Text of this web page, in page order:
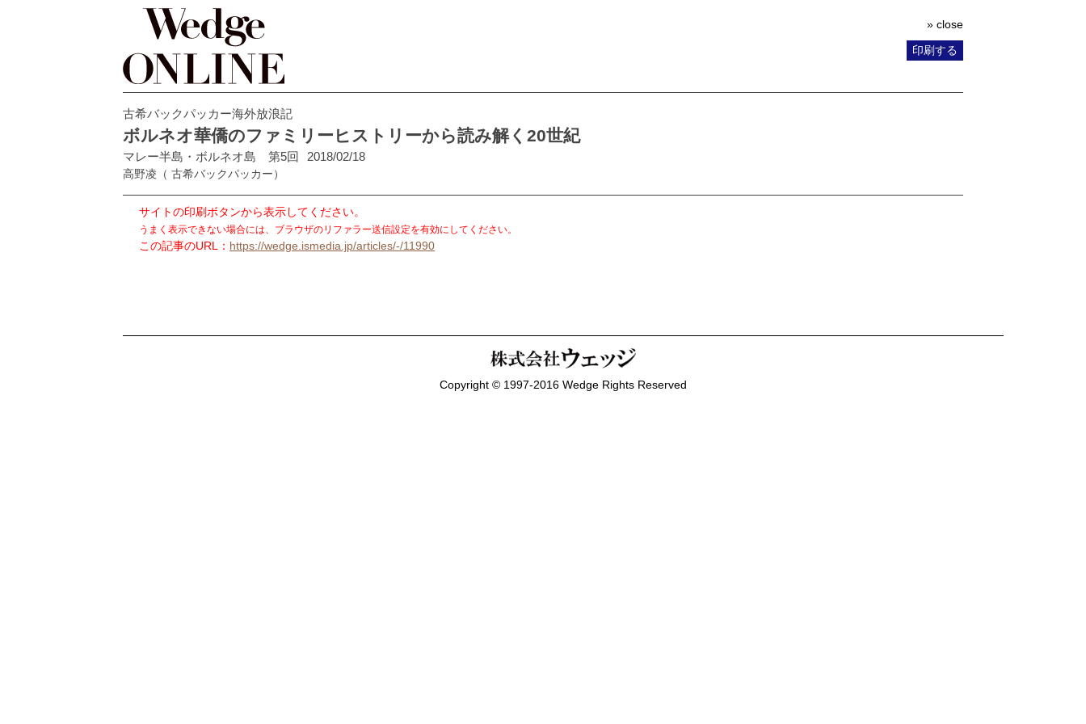
» close
印刷する
古希バックパッカー海外放浪記
ボルネオ華僑のファミリーヒストリーから読み解く20世紀
マレー半島・ボルネオ島 第5回 2018/02/18
高野凌 （ 古希バックパッカー）
サイトの印刷ボタンから表示してください。
うまく表示できない場合には、ブラウザのリファラー送信設定を有効にしてください。
この記事のURL： https://wedge.ismedia.jp/articles/-/11990
Copyright © 1997-2016 Wedge Rights Reserved